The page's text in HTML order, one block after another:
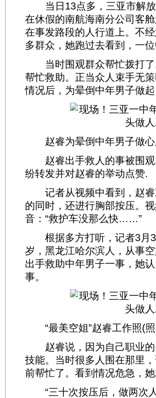
当日13点多，三亚市解放
在休假的南航海南分公司客
在事发路段的人行道上。不
多群众，她跑过去看到，一
当时围观群众帮忙拨打了
帮忙救助。正当众人束手无
情况后，为晕倒中年男子做
赵睿为晕倒中年男子做心
赵睿出手救人的事被围观
纷转发并对赵睿的举动点赞.
记者从视频中看到，赵睿
的同时，还进行胸部按压。
音：“救护车没那么快……”
根据多方打听，记者3月
岁，黑龙江哈尔滨人，从事
出手救助中年男子一事，她
事。
“最美空姐”赵睿工作照(照
赵睿说，因为自己职业的
技能。当时很多人围在那里
前帮忙了。看到情况危急，
“三十次按压后，做两次人